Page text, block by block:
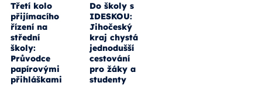
Třetí kolo
přijímacího
řízení na
střední
školy:
Průvodce
papírovými
přihláškami
Do školy s
IDESKOU:
Jihočeský
kraj chystá
jednodušší
cestování
pro žáky a
studenty